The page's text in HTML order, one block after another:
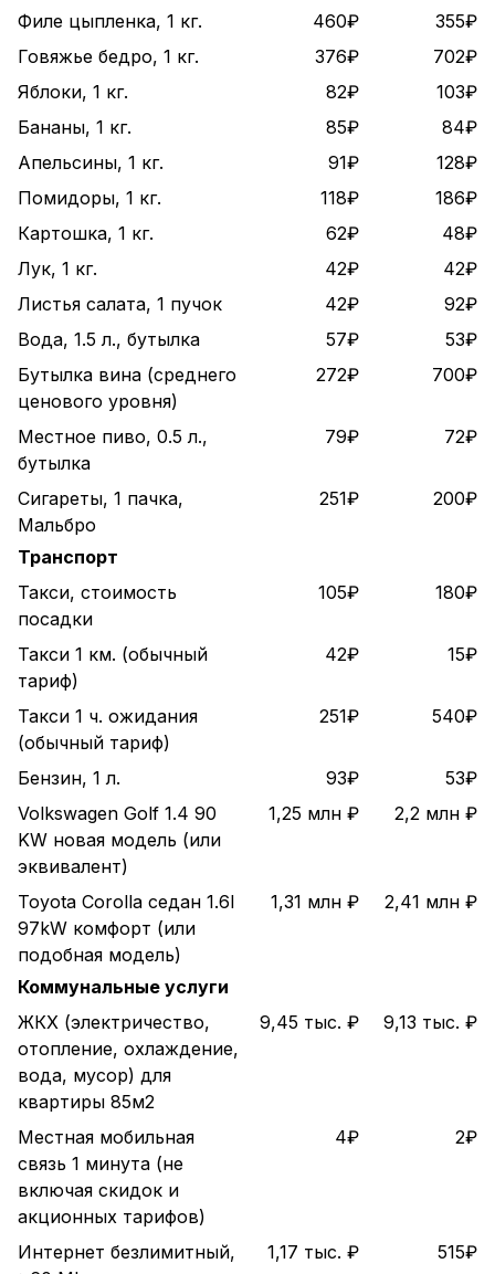
Филе цыпленка, 1 кг. 460₽
355₽
Говяжье бедро, 1 кг.
376₽
702₽
Яблоки, 1 кг.
82₽
103₽
Бананы, 1 кг.
85₽
84₽
Апельсины, 1 кг.
91₽
128₽
Помидоры, 1 кг.
118₽
186₽
Картошка, 1 кг.
62₽
48₽
Лук, 1 кг.
42₽
42₽
Листья салата, 1 пучок
42₽
92₽
Вода, 1.5 л., бутылка
57₽
53₽
Бутылка вина (среднего
ценового уровня)
272₽ 700₽
Местное пиво, 0.5 л.,
бутылка
79₽ 72₽
Сигареты, 1 пачка,
Мальбро
251₽ 200₽
Транспорт
Такси, стоимость
посадки
105₽ 180₽
Такси 1 км. (обычный
тариф)
42₽ 15₽
Такси 1 ч. ожидания
(обычный тариф)
251₽ 540₽
Бензин, 1 л. 93₽
53₽
Volkswagen Golf 1.4 90
KW новая модель (или
эквивалент)
1,25 млн ₽ 2,2 млн ₽
Toyota Corolla седан 1.6l
97kW комфорт (или
подобная модель)
1,31 млн ₽ 2,41 млн ₽
Коммунальные услуги
ЖКХ (электричество,
отопление, охлаждение,
вода, мусор) для
квартиры 85м2
9,45 тыс. ₽ 9,13 тыс. ₽
Местная мобильная
связь 1 минута (не
включая скидок и
акционных тарифов)
4₽ 2₽
Интернет безлимитный,
1,17 тыс. ₽ 515₽